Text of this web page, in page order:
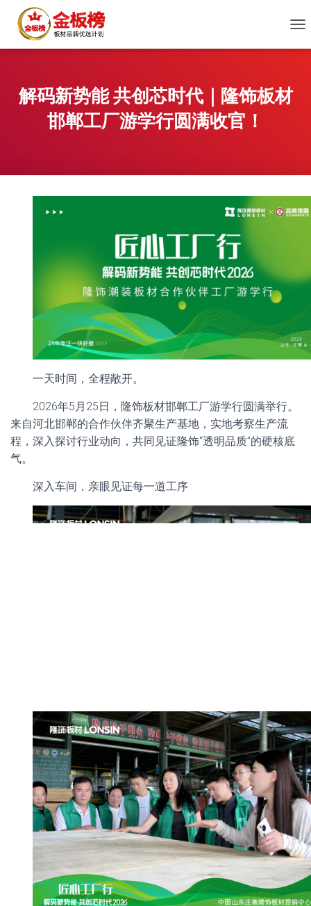
换
解码新势能 共创芯时代｜隆饰板材
邯郸工厂游学行圆满收官！
一天时间，全程敞开。
2026年5月25日，隆饰板材邯郸工厂游学行圆满举行。
来自河北邯郸的合作伙伴齐聚生产基地，实地考察生产流
程，深入探讨行业动向，共同见证隆饰“透明品质”的硬核底
气。
深入车间，亲眼见证每一道工序